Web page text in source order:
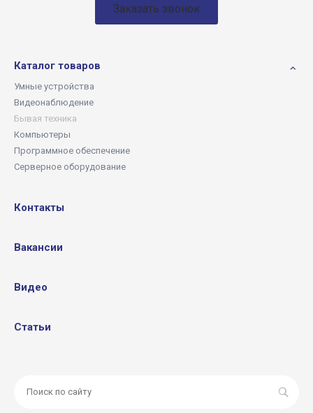
Заказать звонок
Каталог товаров
Умные устройства
Видеонаблюдение
Бывая техника
Компьютеры
Программное обеспечение
Серверное оборудование
Контакты
Вакансии
Видео
Статьи